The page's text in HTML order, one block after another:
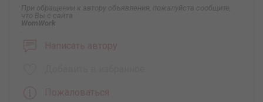
При обращении к автору объявления, пожалуйста сообщите,
что Вы с сайта
WomWork
Написать автору
Пожаловаться